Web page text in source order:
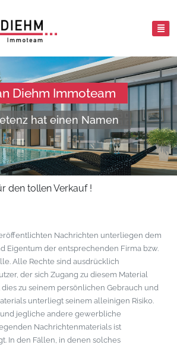
Diehm Immoteam
hat einen Namen
den tollen Verkauf !
Nachrichten unterliegen dem
Eigentum der entsprechenden Firma bzw.
Alle Rechte sind ausdrücklich
der sich Zugang zu diesem Material
zu seinem persönlichen Gebrauch und
unterliegt seinem alleinigen Risiko.
jegliche andere gewerbliche
Nachrichtenmaterials ist
In den Fällen, in denen solches